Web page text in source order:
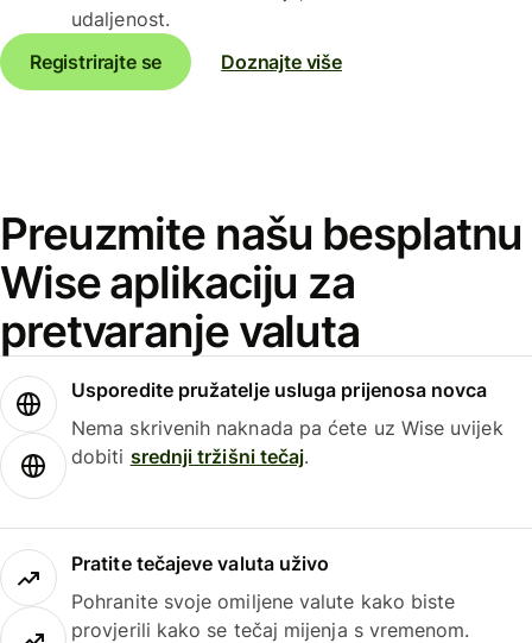
udaljenost.
Registrirajte se
Doznajte više
Preuzmite našu besplatnu
Wise aplikaciju za
pretvaranje valuta
Usporedite pružatelje usluga prijenosa novca
Nema skrivenih naknada pa ćete uz Wise uvijek
dobiti srednji tržišni tečaj.
Pratite tečajeve valuta uživo
Pohranite svoje omiljene valute kako biste
provjerili kako se tečaj mijenja s vremenom.